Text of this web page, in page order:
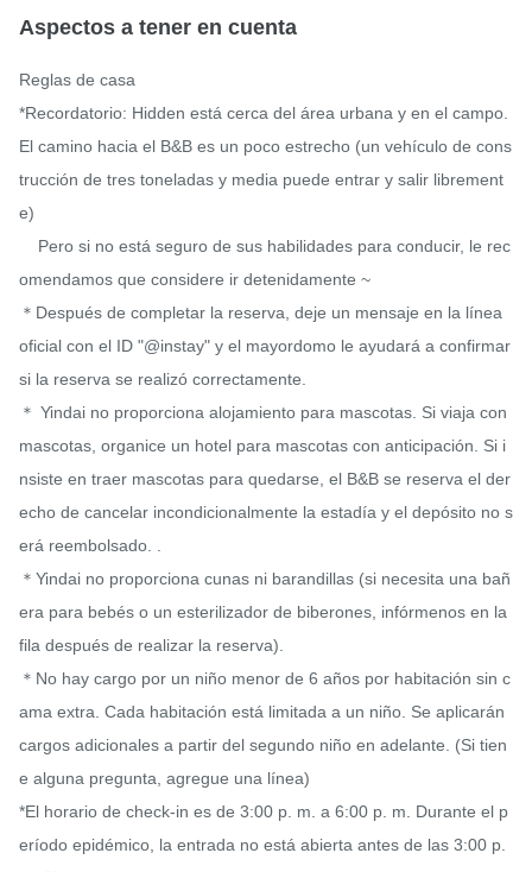
Aspectos a tener en cuenta
Reglas de casa
*Recordatorio: Hidden está cerca del área urbana y en el campo.
El camino hacia el B&B es un poco estrecho (un vehículo de cons
trucción de tres toneladas y media puede entrar y salir librement
e)
omendamos que considere ir detenidamente ~
＊Después de completar la reserva, deje un mensaje en la línea
oficial con el ID "@instay" y el mayordomo le ayudará a confirmar
si la reserva se realizó correctamente.
＊ Yindai no proporciona alojamiento para mascotas. Si viaja con
mascotas, organice un hotel para mascotas con anticipación. Si i
nsiste en traer mascotas para quedarse, el B&B se reserva el der
echo de cancelar incondicionalmente la estadía y el depósito no s
erá reembolsado. .
＊Yindai no proporciona cunas ni barandillas (si necesita una bañ
era para bebés o un esterilizador de biberones, infórmenos en la
fila después de realizar la reserva).
＊No hay cargo por un niño menor de 6 años por habitación sin c
ama extra. Cada habitación está limitada a un niño. Se aplicarán
cargos adicionales a partir del segundo niño en adelante. (Si tien
e alguna pregunta, agregue una línea)
*El horario de check-in es de 3:00 p. m. a 6:00 p. m. Durante el p
eríodo epidémico, la entrada no está abierta antes de las 3:00 p.